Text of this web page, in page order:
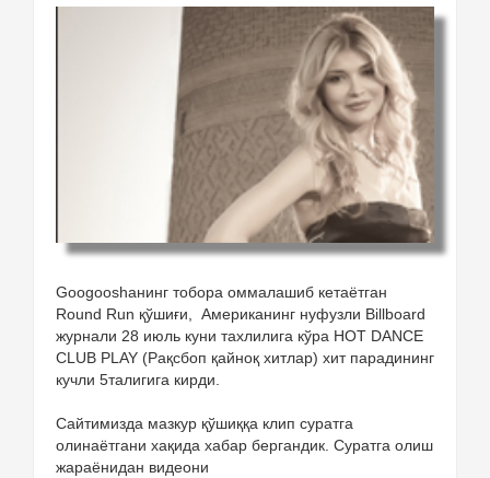
Googooshaнинг тобора оммалашиб кетаётган
Round Run қўшиғи, Американинг нуфузли Billboard
журнали 28 июль куни тахлилига кўра HOT DANCE
CLUB PLAY (Рақсбоп қайноқ хитлар) хит парадининг
кучли 5талигига кирди.
Сайтимизда мазкур қўшиққа клип суратга
олинаётгани хақида хабар бергандик. Суратга олиш
жараёнидан видеони